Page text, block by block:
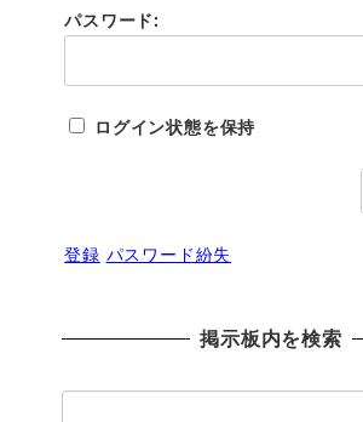
パスワード:
ログイン状態を保持
登録 パスワード紛失
掲示板内を検索